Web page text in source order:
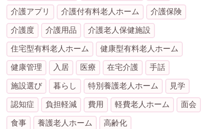
介護アプリ 介護付有料老人ホーム 介護保険
介護度 介護用品 介護老人保健施設
住宅型有料老人ホーム 健康型有料老人ホーム
健康管理 入居 医療 在宅介護 手話
施設選び 暮らし 特別養護老人ホーム 見学
認知症 負担軽減 費用 軽費老人ホーム 面会
食事 養護老人ホーム 高齢化